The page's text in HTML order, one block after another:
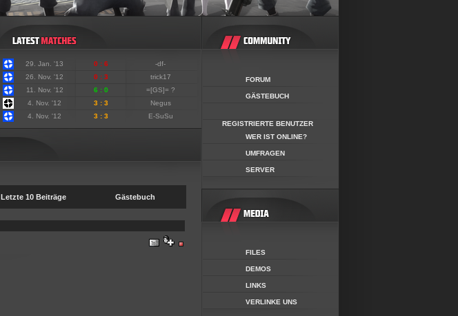
29. Jan. '13 0 : 6
-df-
26. Nov. '12
0 : 3
trick17
11. Nov. '12
6 : 0
=[GS]= ?
4. Nov. '12
3 : 3
Negus
4. Nov. '12
3 : 3 E-SuSu
Letzte 10 Beiträge Gästebuch
FORUM
GÄSTEBUCH
REGISTRIERTE BENUTZER
WER IST ONLINE?
UMFRAGEN
SERVER
FILES
DEMOS
LINKS
VERLINKE UNS